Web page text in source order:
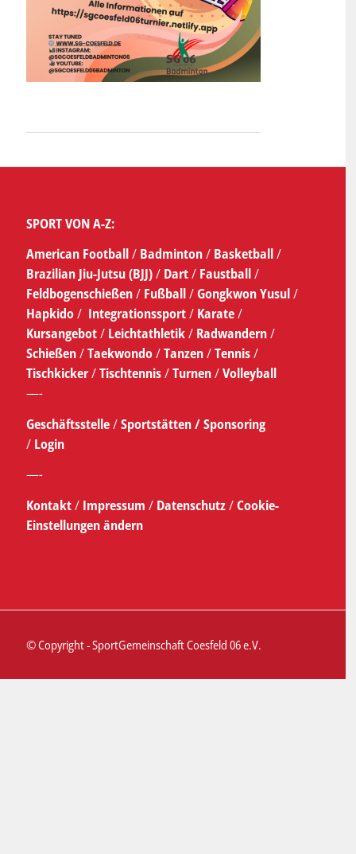
SPORT VON A-Z:
American Football/ Badminton/ Basketball/
Brazilian Jiu-Jutsu (BJJ)/ Dart/ Faustball/
Feldbogenschießen/ Fußball/Gongkwon Yusul/
Hapkido/ Integrationssport/ Karate/
Kursangebot/Leichtathletik/ Radwandern/
Schießen/Taekwondo/Tanzen/Tennis/
Tischkicker/Tischtennis/Turnen/Volleyball
—-
Geschäftsstelle/Sportstätten /Sponsoring
/ Login
—-
Kontakt/ Impressum / Datenschutz/Cookie-
Einstellungen ändern
© Copyright - SportGemeinschaft Coesfeld 06 e.V.